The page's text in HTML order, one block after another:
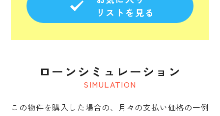
リストを見る
SIMULATION
ローンシミュレーション
この物件を購入した場合の、月々の支払い価格の一例